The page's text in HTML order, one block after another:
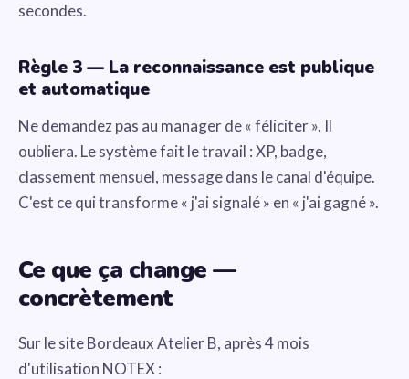
secondes.
Règle 3 — La reconnaissance est publique
et automatique
Ne demandez pas au manager de « féliciter ». Il
oubliera. Le système fait le travail : XP, badge,
classement mensuel, message dans le canal d'équipe.
C'est ce qui transforme « j'ai signalé » en « j'ai gagné ».
Ce que ça change —
concrètement
Sur le site Bordeaux Atelier B, après 4 mois
d'utilisation NOTEX :